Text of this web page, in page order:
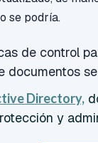
se podría.
de control
documentos
Directory,
y